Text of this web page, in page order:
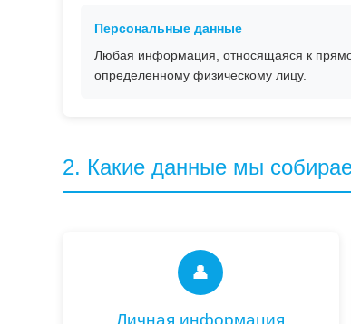
Персональные данные
Любая информация, относящаяся к
определенному физическому лицу.
2. Какие данные мы
👤
Личная информация